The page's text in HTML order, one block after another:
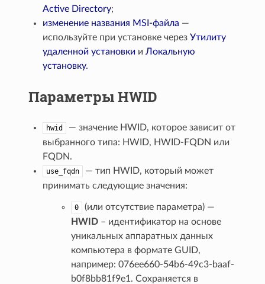
Active Directory;
изменение названия MSI-файла —
используйте при установке черезУтилиту
удаленной установки иЛокальную
установку.
Параметры HWID
hwid
— значение HWID, которое зависит от
выбранного типа: HWID, HWID-FQDN или
FQDN.
use_fqdn
— тип HWID, который может
принимать следующие значения:
0
(или отсутствие параметра) —
HWID – идентификатор на основе
уникальных аппаратных данных
компьютера в формате GUID,
например: 076ee660-54b6-49c3-baaf-
b0f8bb81f9e1. Сохраняется в